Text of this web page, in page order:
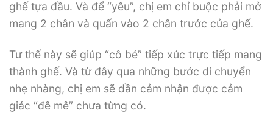
ghế tựa đầu. Và để “yêu”, chị em chỉ buộc phải mở
mang 2 chân và quấn vào 2 chân trước của ghế.
Tư thế này sẽ giúp “cô bé” tiếp xúc trực tiếp mang
thành ghế. Và từ đây qua những bước di chuyển
nhẹ nhàng, chị em sẽ dần cảm nhận được cảm
giác “đê mê” chưa từng có.